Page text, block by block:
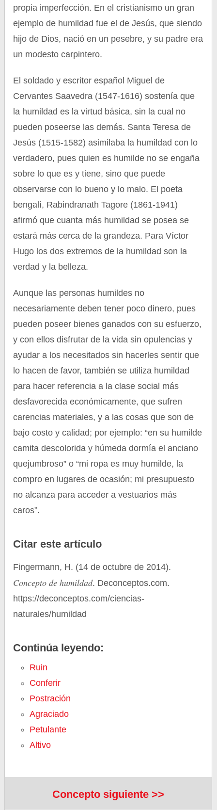
propia imperfección. En el cristianismo un gran
ejemplo de humildad fue el de Jesús, que siendo
hijo de Dios, nació en un pesebre, y su padre era
un modesto carpintero.
El soldado y escritor español Miguel de
Cervantes Saavedra (1547-1616) sostenía que
la humildad es la virtud básica, sin la cual no
pueden poseerse las demás. Santa Teresa de
Jesús (1515-1582) asimilaba la humildad con lo
verdadero, pues quien es humilde no se engaña
sobre lo que es y tiene, sino que puede
observarse con lo bueno y lo malo. El poeta
bengalí, Rabindranath Tagore (1861-1941)
afirmó que cuanta más humildad se posea se
estará más cerca de la grandeza. Para Víctor
Hugo los dos extremos de la humildad son la
verdad y la belleza.
Aunque las personas humildes no
necesariamente deben tener poco dinero, pues
pueden poseer bienes ganados con su esfuerzo,
y con ellos disfrutar de la vida sin opulencias y
ayudar a los necesitados sin hacerles sentir que
lo hacen de favor, también se utiliza humildad
para hacer referencia a la clase social más
desfavorecida económicamente, que sufren
carencias materiales, y a las cosas que son de
bajo costo y calidad; por ejemplo: “en su humilde
camita descolorida y húmeda dormía el anciano
quejumbroso” o “mi ropa es muy humilde, la
compro en lugares de ocasión; mi presupuesto
no alcanza para acceder a vestuarios más
caros”.
Citar este artículo
Fingermann, H. (14 de octubre de 2014).
Concepto de humildad. Deconceptos.com.
https://deconceptos.com/ciencias-
naturales/humildad
Continúa leyendo:
Ruin
Conferir
Postración
Agraciado
Petulante
Altivo
Concepto siguiente >>